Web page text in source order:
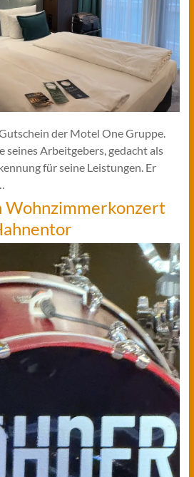
der Motel One Gruppe.
seines Arbeitgebers, gedacht als
für seine Leistungen. Er
Wohnzimmerkonzert